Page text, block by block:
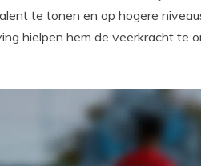
te tonen en op hogere
hielpen hem de veerkracht te